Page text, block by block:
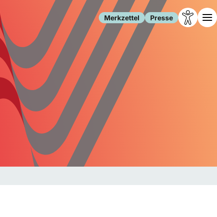
Merkzettel Presse
Leben
Familie
Freizeit
Gesundheit
Internet
Gesellschaft
Forschung
Migration
Polizei